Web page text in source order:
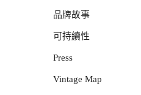
品牌故事
可持續性
Press
Vintage Map